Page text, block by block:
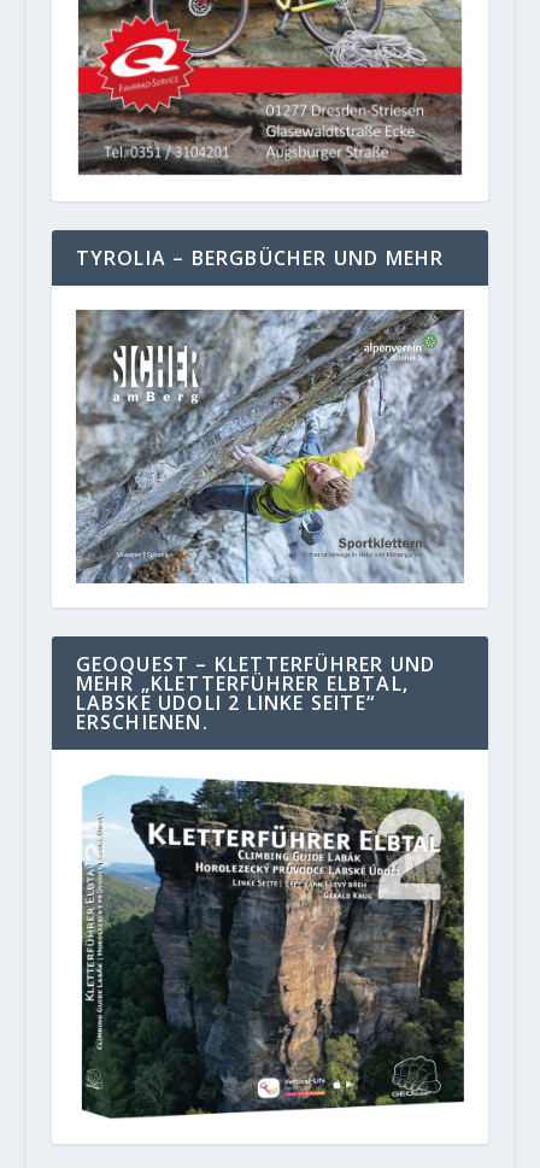
TYROLIA – BERGBÜCHER UND MEHR
GEOQUEST – KLETTERFÜHRER UND
MEHR „KLETTERFÜHRER ELBTAL,
LABSKE UDOLI 2 LINKE SEITE“
ERSCHIENEN.